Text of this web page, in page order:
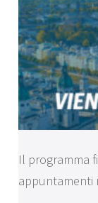
Il programma
appuntamenti